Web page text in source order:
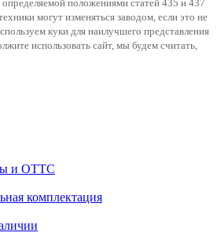
положениями статей 435 и 437
могут изменяться заводом, если это не
куки для наилучшего представления
использовать сайт, мы будем считать,
и ОТТС
комплектация